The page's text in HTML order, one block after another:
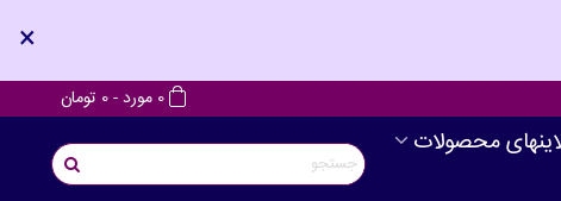
×
0 مورد-0 تومان
محصولات